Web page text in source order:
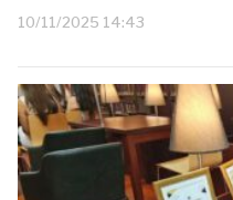
10/11/2025 14:43